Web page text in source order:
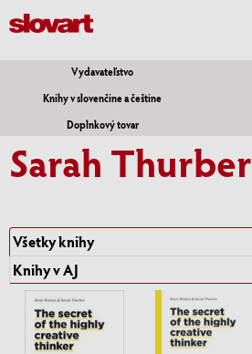
Vydavateľstvo
Knihy v slovenčine a češtine
Doplnkový tovar
Sarah Thurber
Všetky knihy
Knihy v AJ